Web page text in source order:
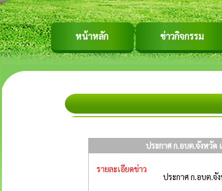
หน้าหลัก ข่าวกิจกรรม
ประกาศ ก.อบต.จังหวัด
รายละเอียดข่าว
ประกาศ ก.อบต.จั